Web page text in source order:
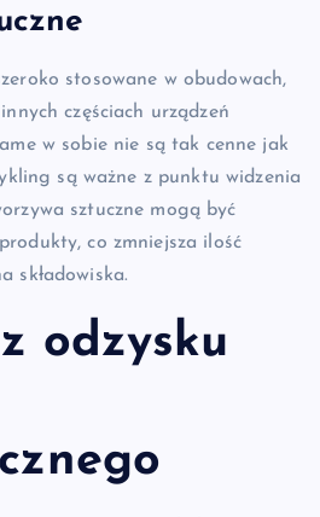
stosowane w obudowach,
częściach urządzeń
w sobie nie są tak cenne jak
są ważne z punktu widzenia
sztuczne mogą być
co zmniejsza ilość
składowiska.
odzysku